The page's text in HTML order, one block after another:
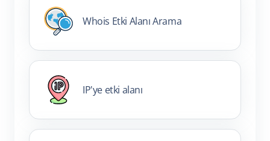
Whois Etki Alanı Arama
IP'ye etki alanı